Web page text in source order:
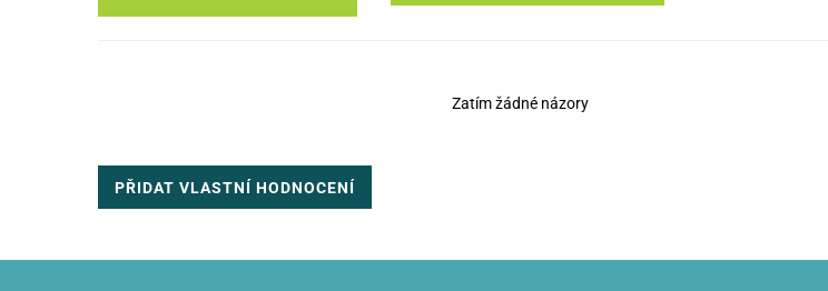
Zatím žádné názory
PŘIDAT VLASTNÍ HODNOCENÍ